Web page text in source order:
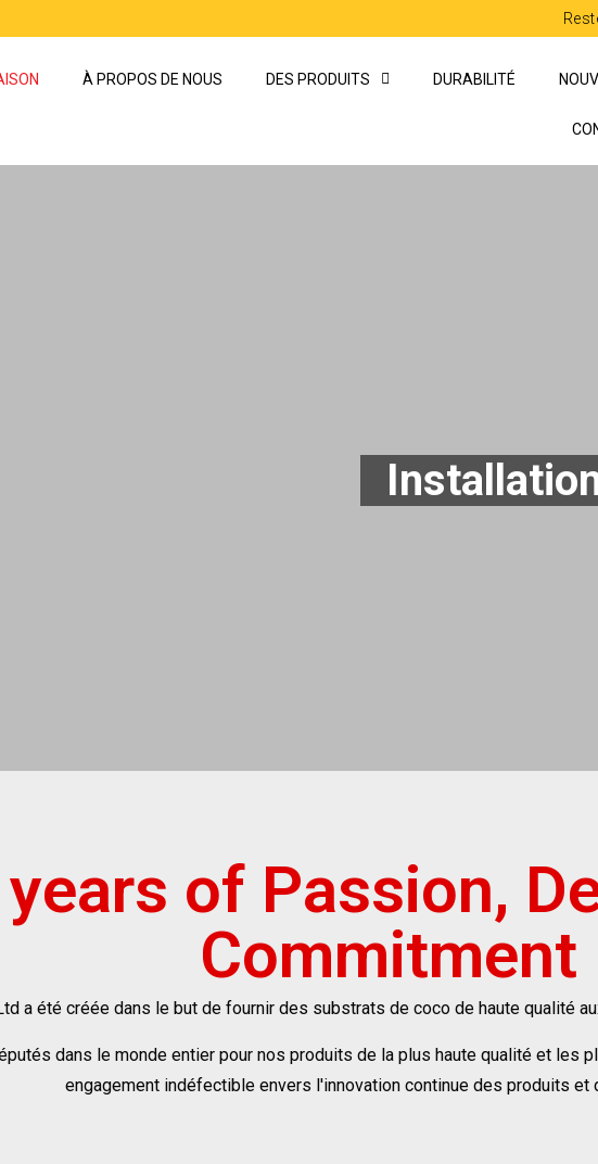
À PROPOS DE NOUS DES PRODUITS DURABILITÉ
of Passion,
Commitment
a été créée dans le but de fournir des substrats de coco de haute qualité
dans le monde entier pour nos produits de la plus haute qualité et les
engagement indéfectible envers l'innovation continue des produits et